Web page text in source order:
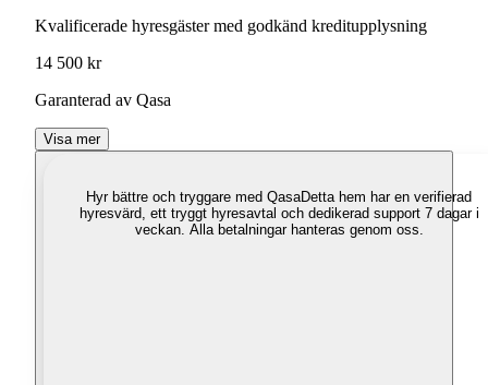
Kvalificerade hyresgäster med godkänd kreditupplysning
14 500 kr
Garanterad av Qasa
Visa mer
Hyr bättre och tryggare med QasaDetta hem har en verifierad
hyresvärd, ett tryggt hyresavtal och dedikerad support 7 dagar i
veckan. Alla betalningar hanteras genom oss.